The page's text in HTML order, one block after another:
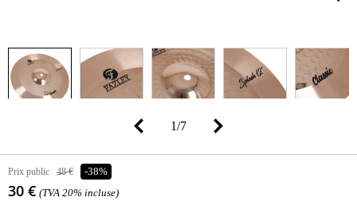
1/7
Prix public 48 € -38%
30 € (TVA 20% incluse)